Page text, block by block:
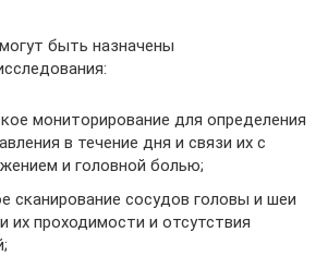
быть назначены
мониторирование для определения
в течение дня и связи их с
и головной болью;
сканирование сосудов головы и шеи
их проходимости и отсутствия